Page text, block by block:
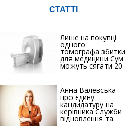
СТАТТІ
Лише на покупці
одного
томографа збитки
для медицини Сум
можуть сягати 20
мільйонів гривень
Анна Валевська
про єдину
кандидатуру на
керівника Служби
відновлення та
інфраструктури у